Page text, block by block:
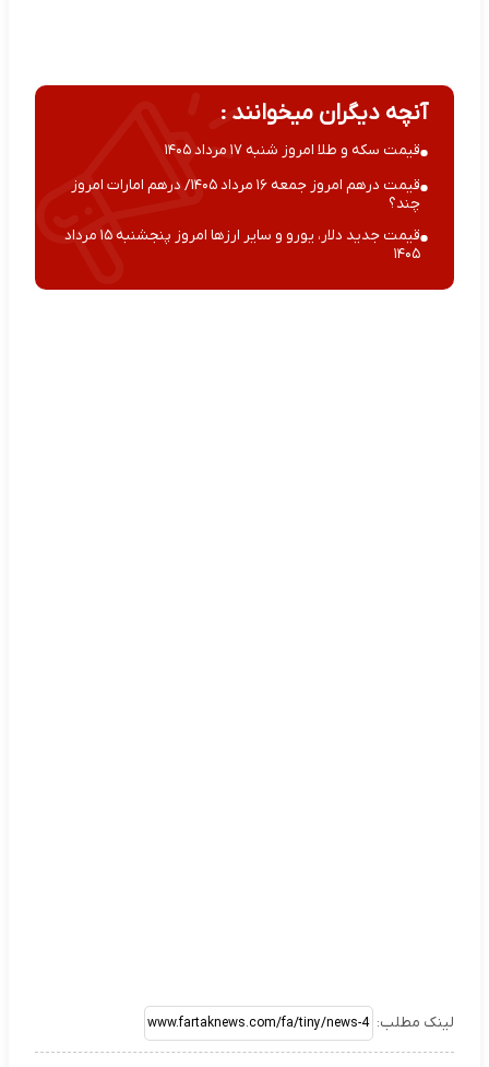
آنچه دیگران میخوانند :
قیمت سکه و طلا امروز شنبه ۱۷ مرداد ۱۴۰۵
قیمت درهم امروز جمعه ۱۶ مرداد ۱۴۰۵/ درهم امارات امروز
چند؟
قیمت جدید دلار، یورو و سایر ارزها امروز پنجشنبه ۱۵ مرداد
۱۴۰۵
لینک مطلب: